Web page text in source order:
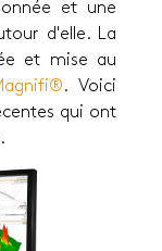
et une
d'elle. La
et mise au
. Voici
qui ont